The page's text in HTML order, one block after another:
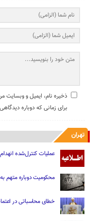
ذخیره نام، ایمیل و وبسایت
برای زمانی که دوباره
تهران
عملیات کنترل‌شده
محکومیت دوباره متهم به
خطای محاسباتی در